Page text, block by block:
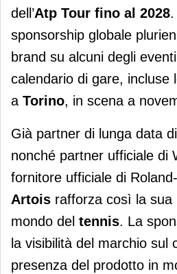
dell’Atp Tour fino al 2028
sponsorship globale
brand su alcuni degli
calendario di gare, incluse
a Torino, in scena a
Già partner di lunga data
nonché partner ufficiale di
fornitore ufficiale di
Artois rafforza così la sua
mondo del tennis. La
la visibilità del marchio sul
presenza del prodotto in